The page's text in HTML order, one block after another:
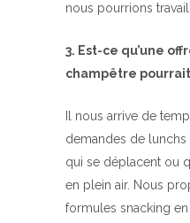
nous pourrions
3. Est-ce qu’une
champêtre
Il nous arrive de
demandes de
qui se déplacent ou
en plein air. Nous
formules snacking